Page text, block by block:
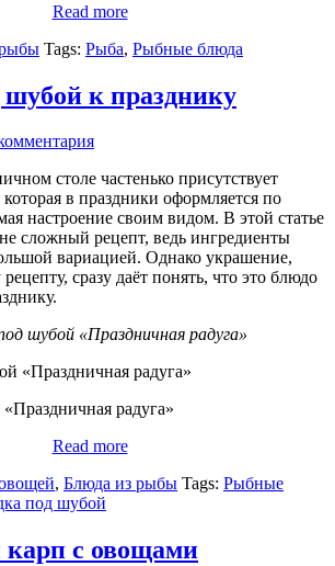
Read more
Tags: Рыба, Рыбные блюда
шубой к празднику
столе частенько присутствует
в праздники оформляется по
настроение своим видом. В этой статье
сложный рецепт, ведь ингредиенты
вариацией. Однако украшение,
сразу даёт понять, что это блюдо
шубой «Праздничная радуга»
радуга»
Read more
, Блюда из рыбы Tags: Рыбные
под шубой
с овощами